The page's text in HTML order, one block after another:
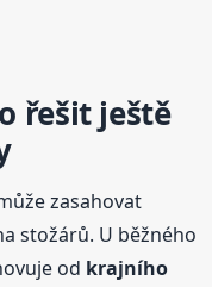
řešit ještě
zasahovat
stožárů. U běžného
od krajního